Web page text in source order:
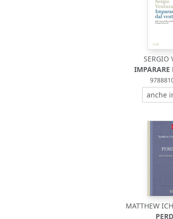
SERGIO
IMPARARE
anche
MATTHEW